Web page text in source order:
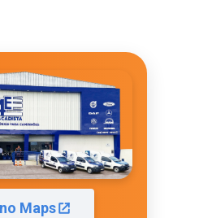
Maps